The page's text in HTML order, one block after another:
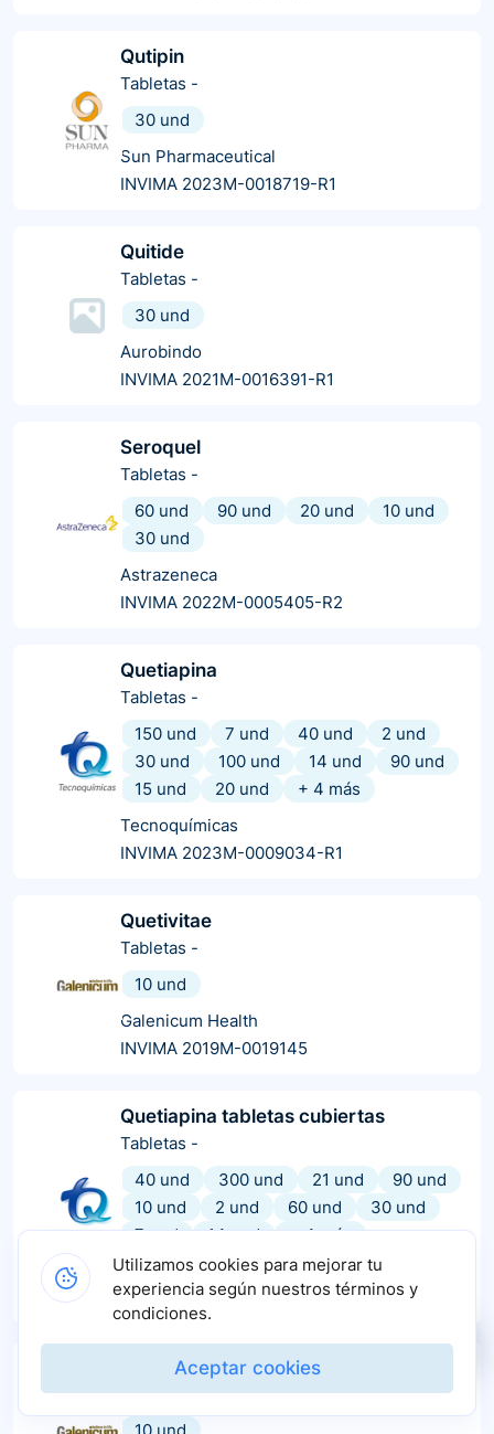
Qutipin
Tabletas -
30 und
Sun Pharmaceutical
INVIMA 2023M-0018719-R1
Quitide
Tabletas -
30 und
Aurobindo
INVIMA 2021M-0016391-R1
Seroquel
Tabletas -
60 und
90 und 20 und
10 und
30 und
Astrazeneca
INVIMA 2022M-0005405-R2
Quetiapina
Tabletas -
150 und
7 und 40 und
2 und
30 und
100 und 14 und
90 und
15 und
20 und + 4 más
Tecnoquímicas
INVIMA 2023M-0009034-R1
Quetivitae
Tabletas -
10 und
Galenicum Health
INVIMA 2019M-0019145
Quetiapina tabletas cubiertas
Tabletas -
40 und
300 und 21 und
90 und
10 und
2 und 60 und
30 und
7 und
14 und +4más
Tecnoquímicas
INVIMA 2021M-0008757-R1
Quetivitae
Tabletas-
10 und
Utilizamos cookies para mejorar tu
experiencia según nuestros términos y
condiciones.
Aceptar cookies